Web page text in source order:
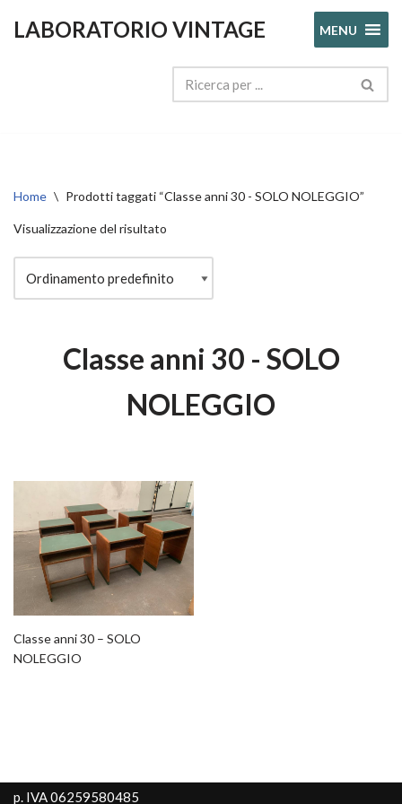
LABORATORIO VINTAGE MENU
Home \ Prodotti taggati “Classe anni 30 - SOLO NOLEGGIO”
Visualizzazione del risultato
Classe anni 30 - SOLO
NOLEGGIO
Classe anni 30 – SOLO
NOLEGGIO
p. IVA 06259580485